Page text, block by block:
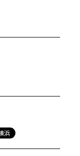
浜